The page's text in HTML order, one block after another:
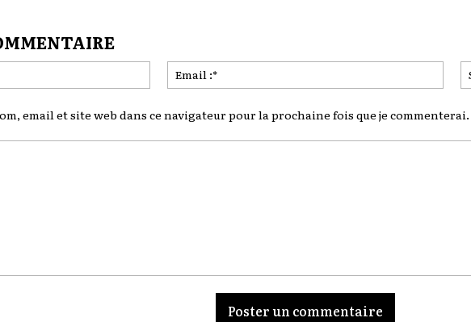
:*
Email
:*
email et site web dans ce navigateur pour la prochaine fois que je commenterai.